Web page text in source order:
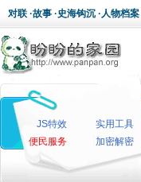
对联 ·故事 ·史海钩沉 ·人物档案
JS特效
实用工具
便民服务
加密解密